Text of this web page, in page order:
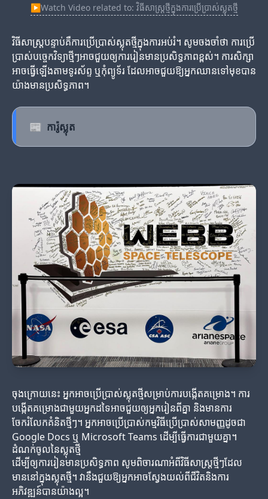
▶Watch Video related to: វិធីសាស្ត្រថ្មីក្នុងការប្រើប្រាស់ស្លុតថ្មី
វិធីសាស្ត្របន្ទាប់គឺការប្រើប្រាស់ស្លុតថ្មីក្នុងការអប់រំ។ សូមចងចាំថា ការប្រើ
ប្រាស់បច្ចេកវិទ្យាថ្មីៗអាចជួយឲ្យការរៀនមានប្រសិទ្ធភាពខ្ពស់។ ការសិក្សា
អាចធ្វើឡើងតាមទូរស័ព្ទ ឬកុំព្យូទ័រ ដែលអាចជួយឱ្យអ្នកឈានទៅមុខបាន
យ៉ាងមានប្រសិទ្ធភាព។
📰 ការ៉ូស្លុត
ចុងក្រោយនេះ អ្នកអាចប្រើប្រាស់ស្លុតថ្មីសម្រាប់ការបង្កើតគម្រោង។ ការ
បង្កើតគម្រោងជាមួយអ្នកដទៃអាចជួយឲ្យអ្នករៀនពីគ្នា និងមានការ
ចែករំលែកគំនិតថ្មីៗ។ អ្នកអាចប្រើប្រាស់កម្មវិធីប្រើប្រាស់សាមញ្ញដូចជា
Google Docs ឬ Microsoft Teams ដើម្បីធ្វើការជាមួយគ្នា។
ដំណក់ចូលនៃស្លុតថ្មី
ដើម្បីឲ្យការរៀនមានប្រសិទ្ធភាព សូមពិចារណាអំពីវិធីសាស្ត្រថ្មីៗដែល
មាននៅក្នុងស្លុតថ្មី។ វានឹងជួយឱ្យអ្នកអាចស្វែងយល់ពីជីវិតនិងការ
អភិវឌ្ឍន៍បានយ៉ាងល្អ។